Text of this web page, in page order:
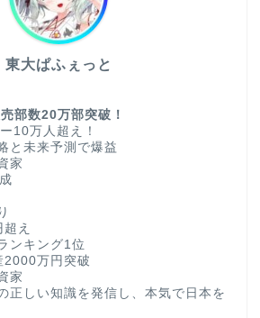
東大ぱふぇっと
部数20万部突破！
10万人超え！
と未来予測で爆益
家
え
ンキング1位
2000万円突破
家
正しい知識を発信し、本気で日本を